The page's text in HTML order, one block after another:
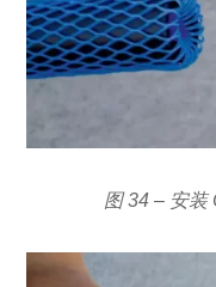
图 34 – 安装